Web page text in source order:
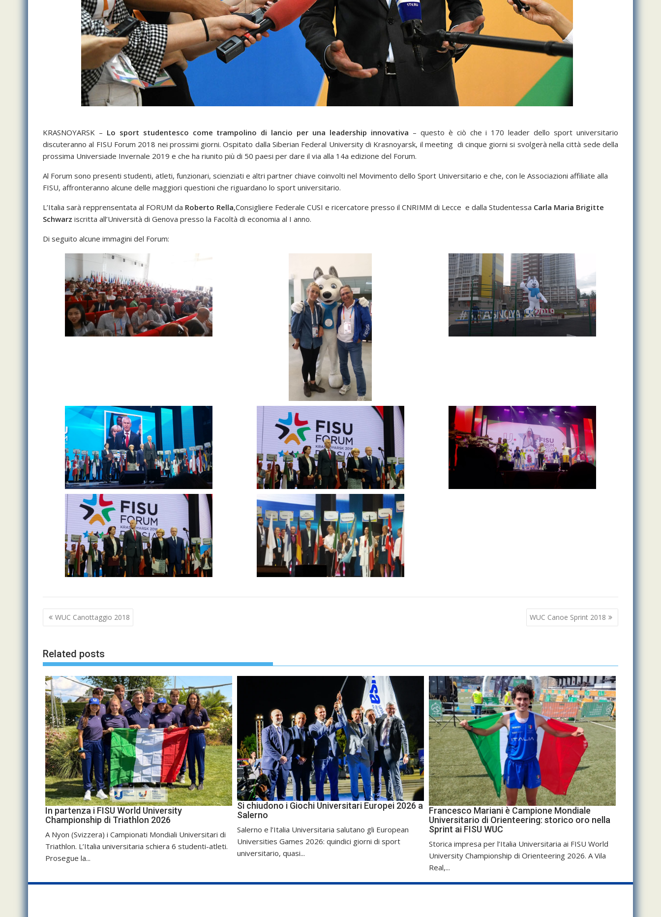
KRASNOYARSK – Lo sport studentesco come trampolino di lancio per una leadership innovativa – questo è ciò che i 170 leader dello sport universitario
discuteranno al FISU Forum 2018 nei prossimi giorni. Ospitato dalla Siberian Federal University di Krasnoyarsk, il meeting di cinque giorni si svolgerà nella città sede della
prossima Universiade Invernale 2019 e che ha riunito più di 50 paesi per dare il via alla 14a edizione del Forum.
Al Forum sono presenti studenti, atleti, funzionari, scienziati e altri partner chiave coinvolti nel Movimento dello Sport Universitario e che, con le Associazioni affiliate alla
FISU, affronteranno alcune delle maggiori questioni che riguardano lo sport universitario.
L’Italia sarà repprensentata al FORUM da Roberto Rella,Consigliere Federale CUSI e ricercatore presso il CNRIMM di Lecce e dalla Studentessa Carla Maria Brigitte
Schwarz iscritta all’Università di Genova presso la Facoltà di economia al I anno.
Di seguito alcune immagini del Forum:
Navigazione
articoli
WUC Canottaggio 2018 WUC Canoe Sprint 2018
Related posts
In partenza i FISU World University
Championship di Triathlon 2026
A Nyon (Svizzera) i Campionati Mondiali Universitari di
Triathlon. L’Italia universitaria schiera 6 studenti-atleti.
Prosegue la...
Si chiudono i Giochi Universitari Europei 2026 a
Salerno
Salerno e l’Italia Universitaria salutano gli European
Universities Games 2026: quindici giorni di sport
universitario, quasi...
Francesco Mariani è Campione Mondiale
Universitario di Orienteering: storico oro nella
Sprint ai FISU WUC
Storica impresa per l’Italia Universitaria ai FISU World
University Championship di Orienteering 2026. A Vila
Real,...